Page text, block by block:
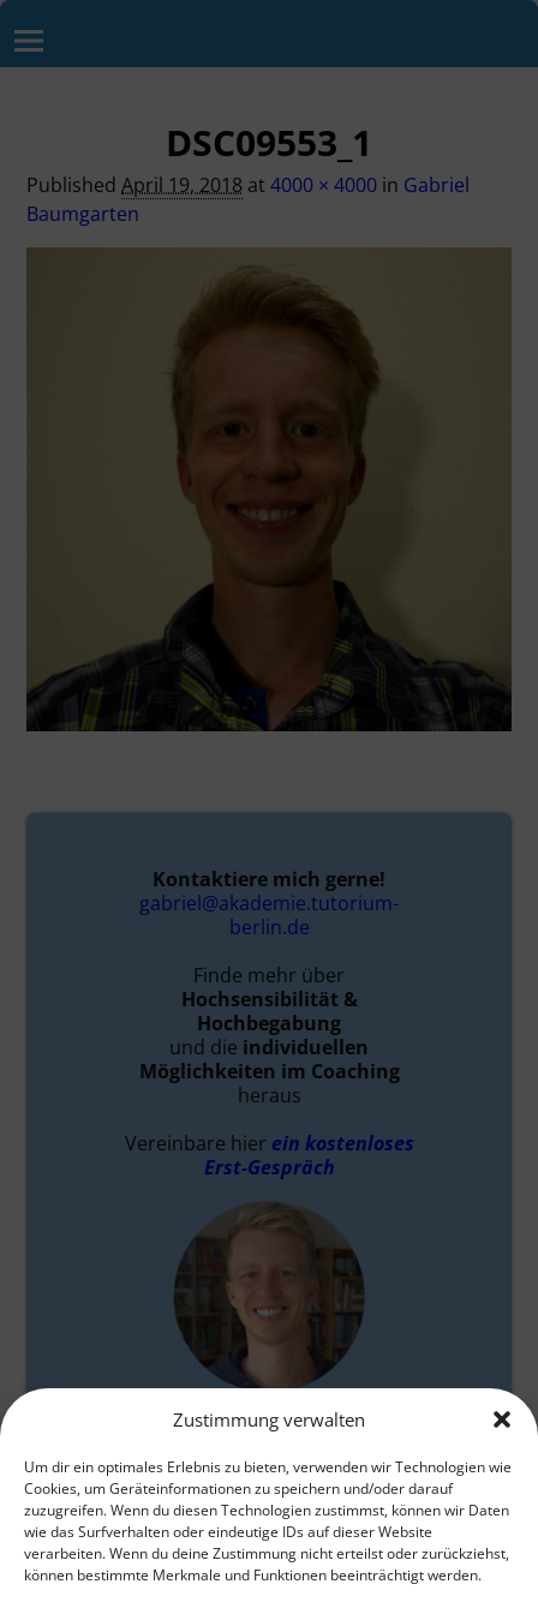
Zustimmung verwalten
Um dir ein optimales Erlebnis zu bieten, verwenden wir Technologien wie
Cookies, um Geräteinformationen zu speichern und/oder darauf
zuzugreifen. Wenn du diesen Technologien zustimmst, können wir Daten
wie das Surfverhalten oder eindeutige IDs auf dieser Website
verarbeiten. Wenn du deine Zustimmung nicht erteilst oder zurückziehst,
können bestimmte Merkmale und Funktionen beeinträchtigt werden.
DSC09553_1
PublishedApril 19, 2018 at4000 × 4000 in Gabriel
Baumgarten
Kontaktiere mich gerne!
gabriel@akademie.tutorium-
berlin.de
Finde mehr über
Hochsensibilität &
Hochbegabung
und die individuellen
Möglichkeiten im Coaching
heraus
Vereinbare hier ein kostenloses
Erst-Gespräch
Gabriel Baumgarten